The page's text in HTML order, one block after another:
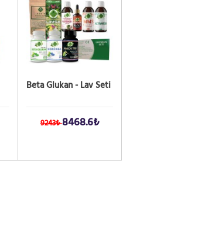
Beta Glukan - Lav Seti
9243₺8468.6₺